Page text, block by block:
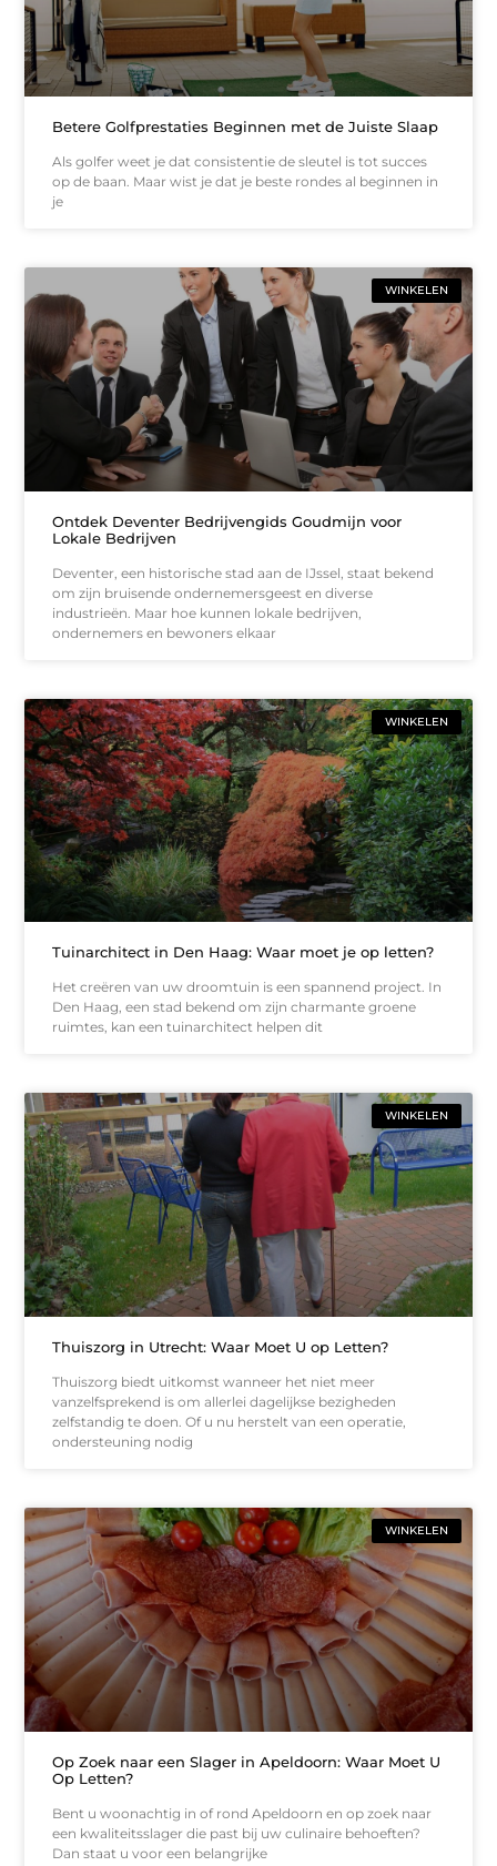
Betere Golfprestaties Beginnen met de Juiste Slaap
Als golfer weet je dat consistentie de sleutel is tot succes
op de baan. Maar wist je dat je beste rondes al beginnen in
je
WINKELEN
Ontdek Deventer Bedrijvengids Goudmijn voor
Lokale Bedrijven
Deventer, een historische stad aan de IJssel, staat bekend
om zijn bruisende ondernemersgeest en diverse
industrieën. Maar hoe kunnen lokale bedrijven,
ondernemers en bewoners elkaar
WINKELEN
Tuinarchitect in Den Haag: Waar moet je op letten?
Het creëren van uw droomtuin is een spannend project. In
Den Haag, een stad bekend om zijn charmante groene
ruimtes, kan een tuinarchitect helpen dit
WINKELEN
Thuiszorg in Utrecht: Waar Moet U op Letten?
Thuiszorg biedt uitkomst wanneer het niet meer
vanzelfsprekend is om allerlei dagelijkse bezigheden
zelfstandig te doen. Of u nu herstelt van een operatie,
ondersteuning nodig
WINKELEN
Op Zoek naar een Slager in Apeldoorn: Waar Moet U
Op Letten?
Bent u woonachtig in of rond Apeldoorn en op zoek naar
een kwaliteitsslager die past bij uw culinaire behoeften?
Dan staat u voor een belangrijke